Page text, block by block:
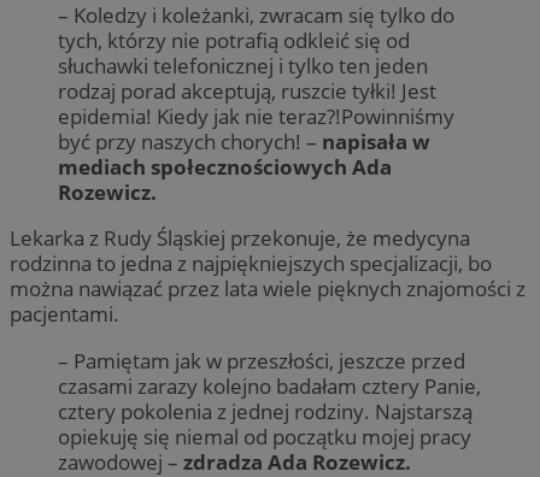
– Koledzy i koleżanki, zwracam się tylko do
tych, którzy nie potrafią odkleić się od
słuchawki telefonicznej i tylko ten jeden
rodzaj porad akceptują, ruszcie tyłki! Jest
epidemia! Kiedy jak nie teraz?!Powinniśmy
być przy naszych chorych! – napisała w
mediach społecznościowych Ada
Rozewicz.
Lekarka z Rudy Śląskiej przekonuje, że medycyna
rodzinna to jedna z najpiękniejszych specjalizacji, bo
można nawiązać przez lata wiele pięknych znajomości z
pacjentami.
– Pamiętam jak w przeszłości, jeszcze przed
czasami zarazy kolejno badałam cztery Panie,
cztery pokolenia z jednej rodziny. Najstarszą
opiekuję się niemal od początku mojej pracy
zawodowej – zdradza Ada Rozewicz.